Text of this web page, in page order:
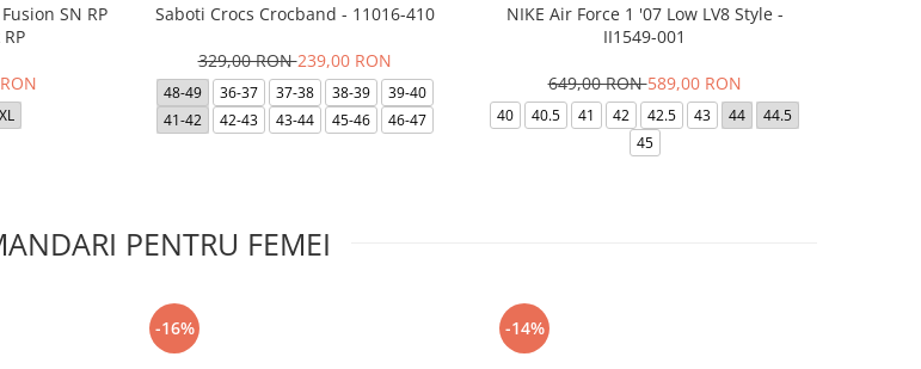
SN RP
Saboti Crocs Crocband - 11016-410
329,00 RON239,00 RON
48-49 36-37 37-38 38-39
39-40
41-42
42-43 43-44 45-46 46-47
NIKE Air Force 1 '07 Low LV8 Style -
II1549-001
649,00 RON589,00 RON
40 40.5 41 42 42.5 43 44
44.5
45
PENTRU FEMEI
-16% -14%